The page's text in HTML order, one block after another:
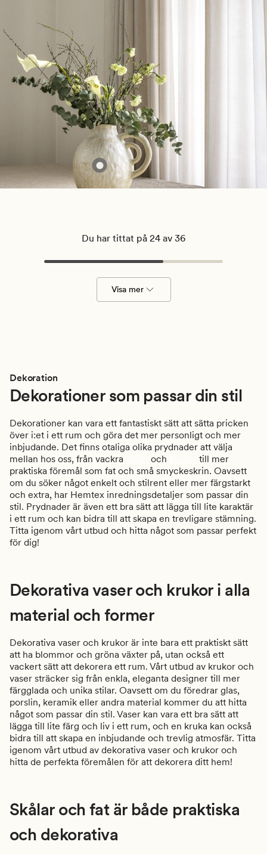
Du har tittat på 24 av 36
Visa mer
Dekoration
Dekorationer som passar din stil
Dekorationer kan vara ett fantastiskt sätt att sätta pricken
över i:et i ett rum och göra det mer personligt och mer
inbjudande. Det finns otaliga olika prydnader att välja
mellan hos oss, från vackra
och
till mer
praktiska föremål som fat och små smyckeskrin. Oavsett
om du söker något enkelt och stilrent eller mer färgstarkt
och extra, har Hemtex inredningsdetaljer som passar din
stil. Prydnader är även ett bra sätt att lägga till lite karaktär
i ett rum och kan bidra till att skapa en trevligare stämning.
Titta igenom vårt utbud och hitta något som passar perfekt
för dig!
Dekorativa vaser och krukor i alla
material och former
Dekorativa vaser och krukor är inte bara ett praktiskt sätt
att ha blommor och gröna växter på, utan också ett
vackert sätt att dekorera ett rum. Vårt utbud av krukor och
vaser sträcker sig från enkla, eleganta designer till mer
färgglada och unika stilar. Oavsett om du föredrar glas,
porslin, keramik eller andra material kommer du att hitta
något som passar din stil. Vaser kan vara ett bra sätt att
lägga till lite färg och liv i ett rum, och en kruka kan också
bidra till att skapa en inbjudande och trevlig atmosfär. Titta
igenom vårt utbud av dekorativa vaser och krukor och
hitta de perfekta föremålen för att dekorera ditt hem!
Skålar och fat är både praktiska
och dekorativa